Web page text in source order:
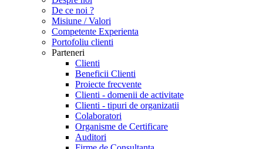
De ce noi ?
Misiune / Valori
Competente Experienta
Portofoliu clienti
Parteneri
Clienti
Beneficii Clienti
Proiecte frecvente
Clienti - domenii de activitate
Clienti - tipuri de organizatii
Colaboratori
Organisme de Certificare
Auditori